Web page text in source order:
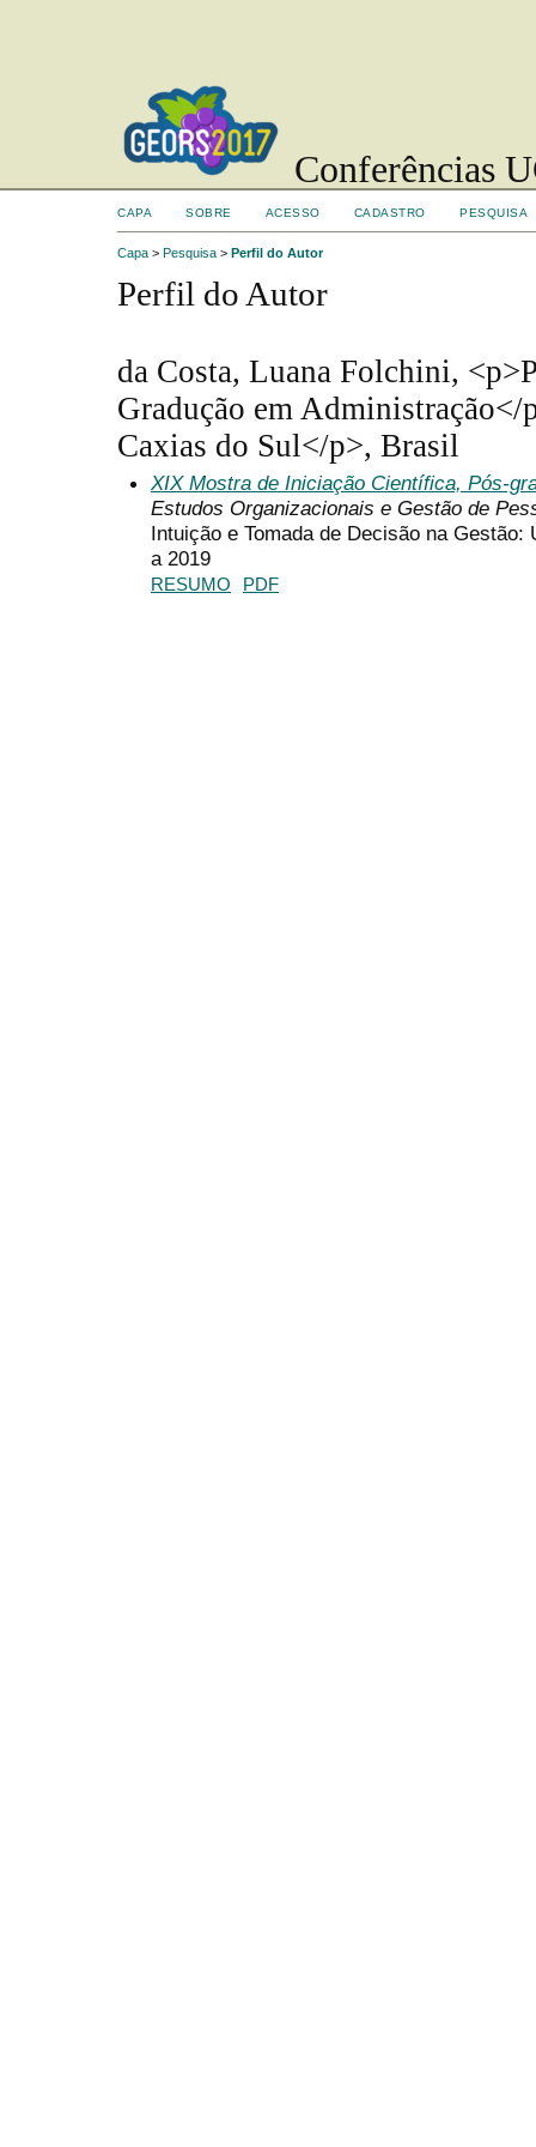
Conferências
CAPA SOBRE ACESSO CADASTRO PESQUISA
Capa > Pesquisa > Perfil do Autor
Perfil do Autor
da Costa, Luana Folchini,
Gradução em
Caxias do Sul</p>, Brasil
XIX Mostra de Iniciação Científica, Pós-
Estudos Organizacionais e Gestão de
Intuição e Tomada de Decisão na
a 2019
RESUMO PDF